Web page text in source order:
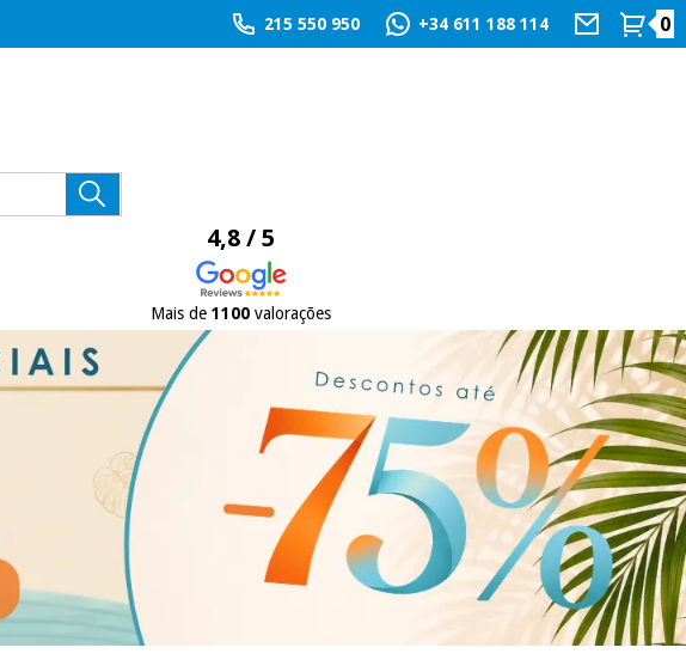
215 550 950 +34 611 188 114 0
4,8 / 5
Mais de 1100valorações